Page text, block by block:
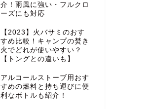
介！雨風に強い・フルクロ
ーズにも対応
【2023】火バサミのおす
すめ比較！キャンプの焚き
火でどれが使いやすい？
【トングとの違いも】
アルコールストーブ用おす
すめの燃料と持ち運びに便
利なボトルも紹介！